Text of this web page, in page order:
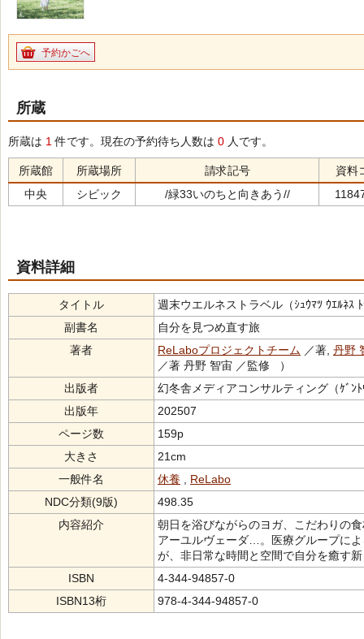
予約かごへ
所蔵
所蔵は 1 件です。現在の予約待ち人数は 0 人です。
所蔵館 所蔵場所 請求記号
資料
中央
シビック /緑33いのちと向きあう//
資料詳細
タイトル
週末ウエルネストラベル（ｼｭｳﾏﾂ ｳｴﾙﾈｽ
副書名
自分を見つめ直す旅
著者
ReLaboプロジェクトチーム ／著, 丹野
／著 丹野 智宙 ／監修 ）
出版者
幻冬舎メディアコンサルティング（ｹﾞﾝﾄ
出版年
202507
ページ数
159p
大きさ
21cm
一般件名
休養
ReLabo
NDC分類(9版)
498.35
内容紹介
朝日を浴びながらのヨガ、こだわりの
アーユルヴェーダ…。医療グループに
が、非日常な時間と空間で自分を癒す
ISBN
4-344-94857-0
ISBN13桁
978-4-344-94857-0